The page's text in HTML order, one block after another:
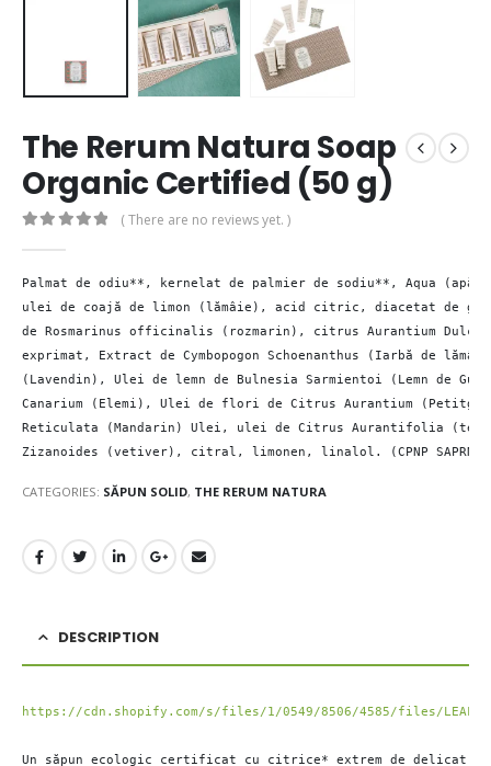
The Rerum Natura Soap
Organic Certified (50 g)
( There are no reviews yet. )
Palmat de odiu**, kernelat de palmier de sodiu**, Aqua
ulei de coajă de limon (lămâie), acid citric, diacetat de
de Rosmarinus officinalis (rozmarin), citrus Aurantium
exprimat, Extract de Cymbopogon Schoenanthus (Iarbă de
(Lavendin), Ulei de lemn de Bulnesia Sarmientoi (Lemn de
Canarium (Elemi), Ulei de flori de Citrus Aurantium
Reticulata (Mandarin) Ulei, ulei de Citrus Aurantifolia
Zizanoides (vetiver), citral, limonen, linalol. (CPNP SAPRN
CATEGORIES: SĂPUN SOLID, THE RERUM NATURA
DESCRIPTION
https://cdn.shopify.com/s/files/1/0549/8506/4585/files/
Un săpun ecologic certificat cu citrice* extrem de delicat